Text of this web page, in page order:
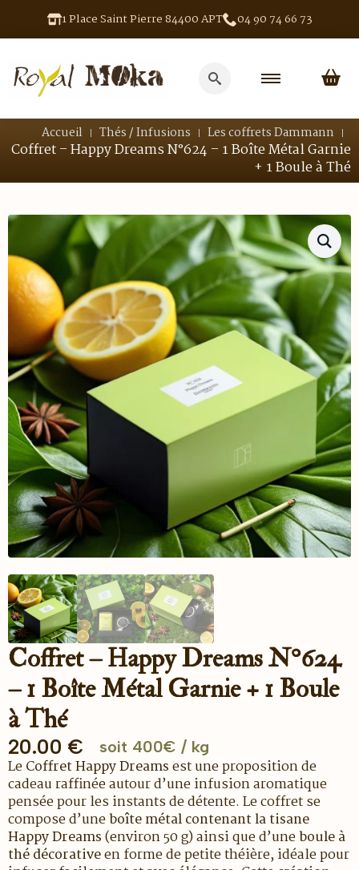
1 Place Saint Pierre 84400 APT 04 90 74 66 73
for:
Accueil Thés / Infusions Les coffrets Dammann
Coffret – Happy Dreams N°624 – 1 Boîte Métal Garnie
+ 1 Boule à Thé
Coffret – Happy Dreams N°624
– 1 Boîte Métal Garnie + 1 Boule
à Thé
20.00 € soit 400€ / kg
LeCoffret Happy Dreamsest une proposition de
cadeau raffinée autour d’une infusion aromatique
pensée pour les instants de détente. Le coffret se
compose d’uneboîte métal contenant la tisane
Happy Dreams(environ 50 g) ainsi que d’uneboule à
thé décorativeen forme de petite théière, idéale pour